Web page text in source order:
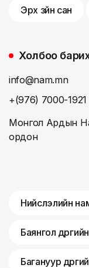
Эрх зүйн сан
Холбоо
info@nam.mn
+(976) 7000-1921
Монгол Ардын
ордон
Нийслэлийн
Баянгол
Багануур